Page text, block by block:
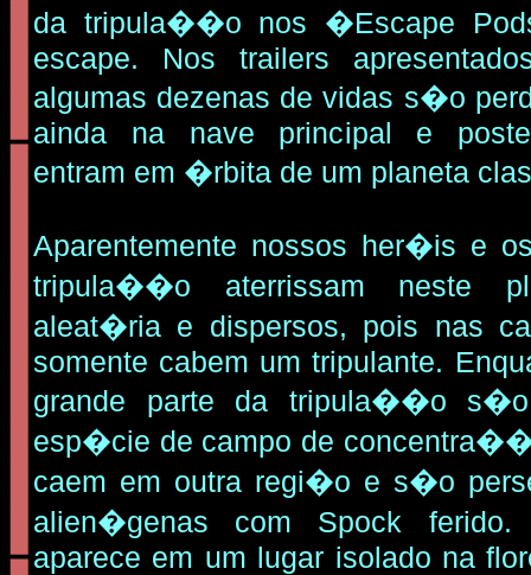
da tripula��o nos �Escape
escape. Nos trailers
algumas dezenas de vidas s�o
ainda na nave principal e
entram em �rbita de um planeta
Aparentemente nossos her�is e
tripula��o aterrissam neste
aleat�ria e dispersos, pois nas
somente cabem um tripulante.
grande parte da tripula��o
esp�cie de campo de
caem em outra regi�o e s�o
alien�genas com Spock
aparece em um lugar isolado na